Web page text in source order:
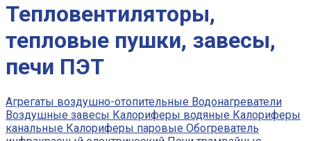
Тепловентиляторы,
тепловые пушки, завесы,
печи ПЭТ
Агрегаты воздушно-отопительные Водонагреватели
Воздушные завесы Калориферы водяные Калориферы
канальные Калориферы паровые Обогреватель